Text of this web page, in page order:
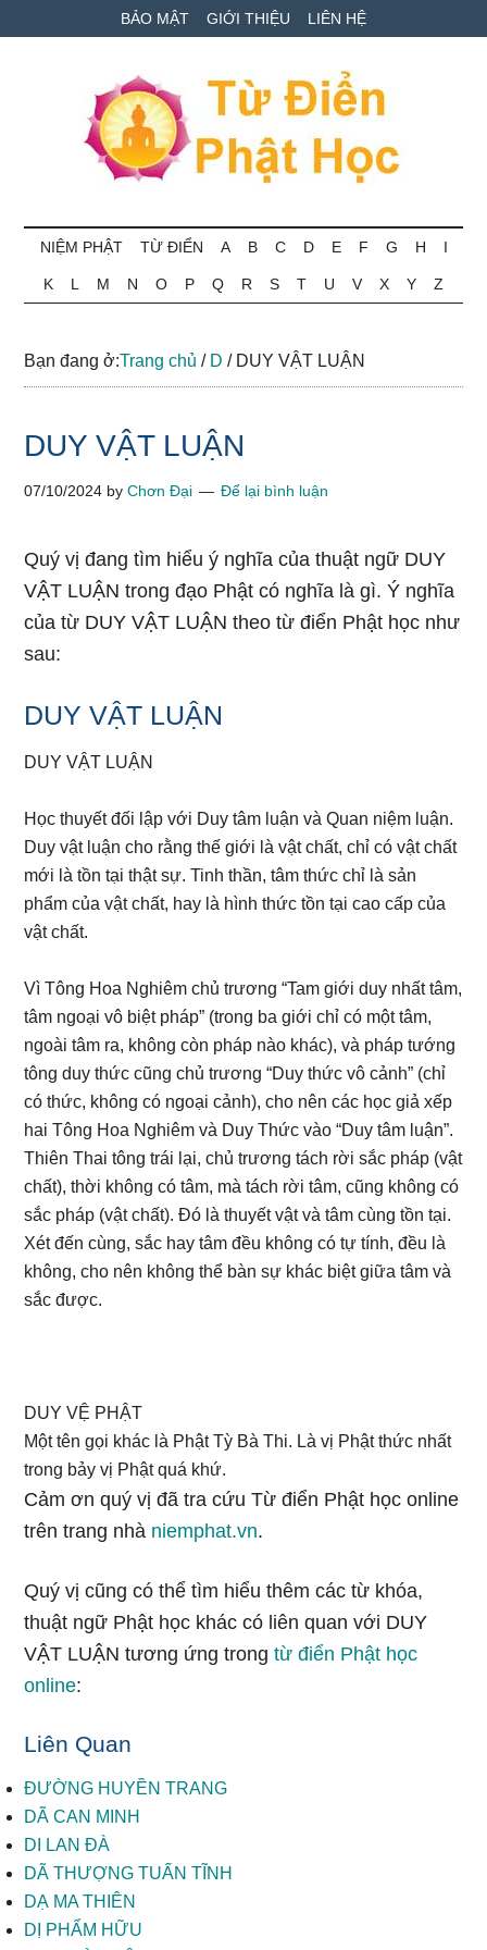
to
to
qua
BẢO MẬT GIỚI THIỆU LIÊN HỆ
Từ
điển
Phật
học
ngữ
NIỆM PHẬT TỪ ĐIỂN A B C D E F G H I
K L M N O P Q R S T U V X Y Z
Bạn đang ở:Trang chủ / D /DUY VẬT LUẬN
DUY VẬT LUẬN
07/10/2024 byChơn Đại Để lại bình luận
Quý vị đang tìm hiểu ý nghĩa của thuật ngữ DUY
VẬT LUẬN trong đạo Phật có nghĩa là gì. Ý nghĩa
của từ DUY VẬT LUẬN theo từ điển Phật học như
sau:
DUY VẬT LUẬN
DUY VẬT LUẬN
Học thuyết đối lập với Duy tâm luận và Quan niệm luận.
Duy vật luận cho rằng thế giới là vật chất, chỉ có vật chất
mới là tồn tại thật sự. Tinh thần, tâm thức chỉ là sản
phẩm của vật chất, hay là hình thức tồn tại cao cấp của
vật chất.
Vì Tông Hoa Nghiêm chủ trương “Tam giới duy nhất tâm,
tâm ngoại vô biệt pháp” (trong ba giới chỉ có một tâm,
ngoài tâm ra, không còn pháp nào khác), và pháp tướng
tông duy thức cũng chủ trương “Duy thức vô cảnh” (chỉ
có thức, không có ngoại cảnh), cho nên các học giả xếp
hai Tông Hoa Nghiêm và Duy Thức vào “Duy tâm luận”.
Thiên Thai tông trái lại, chủ trương tách rời sắc pháp (vật
chất), thời không có tâm, mà tách rời tâm, cũng không có
sắc pháp (vật chất). Đó là thuyết vật và tâm cùng tồn tại.
Xét đến cùng, sắc hay tâm đều không có tự tính, đều là
không, cho nên không thể bàn sự khác biệt giữa tâm và
sắc được.
DUY VỆ PHẬT
Một tên gọi khác là Phật Tỳ Bà Thi. Là vị Phật thức nhất
trong bảy vị Phật quá khứ.
Cảm ơn quý vị đã tra cứu Từ điển Phật học online
trên trang nhà niemphat.vn.
Quý vị cũng có thể tìm hiểu thêm các từ khóa,
thuật ngữ Phật học khác có liên quan với DUY
VẬT LUẬN tương ứng trongtừ điển Phật học
online:
Liên Quan
ĐƯỜNG HUYỀN TRANG
DÃ CAN MINH
DI LAN ĐÀ
DÃ THƯỢNG TUẤN TĨNH
DẠ MA THIÊN
DỊ PHẨM HỮU